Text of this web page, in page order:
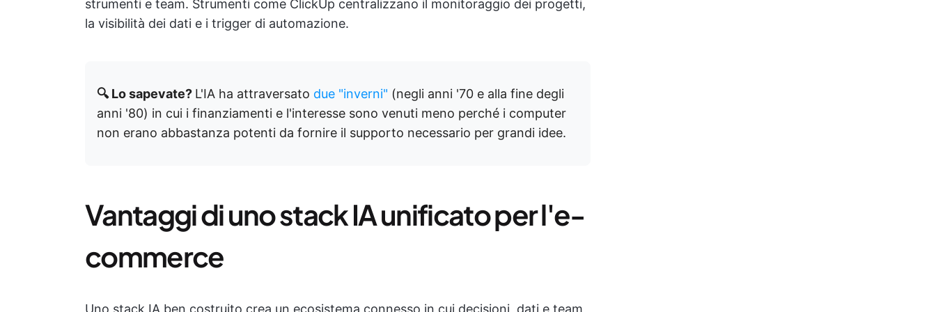
strumenti e team. Strumenti come ClickUp centralizzano il monitoraggio dei progetti,
la visibilità dei dati e i trigger di automazione.
🔍 Lo sapevate? L'IA ha attraversato due "inverni" (negli anni '70 e alla fine degli
anni '80) in cui i finanziamenti e l'interesse sono venuti meno perché i computer
non erano abbastanza potenti da fornire il supporto necessario per grandi idee.
Vantaggi di uno stack IA unificato per l'e-
commerce
Uno stack IA ben costruito crea un ecosistema connesso in cui decisioni, dati e team